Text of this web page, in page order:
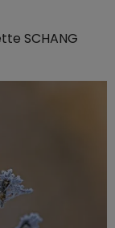
SCHANG